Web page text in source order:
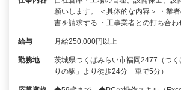
願いします。 ＜具体的な内容＞ ・業
書を請求する ・工事業者との打ち合
給与 月給250,000円以上
勤務地
茨城県つくばみらい市福岡2477（つ
りの駅」より徒歩24分 車で5分）